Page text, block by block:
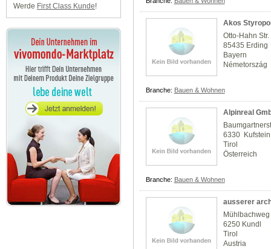
Werde First Class Kunde!
Akos
Otto-Hahn Str.
85435 Erding
Bayern
Németország
Branche: Bauen & Wohnen
Alpinreal
6330 Kufstein
Tirol
Österreich
Branche: Bauen & Wohnen
ausserer
6250 Kundl
Tirol
Austria